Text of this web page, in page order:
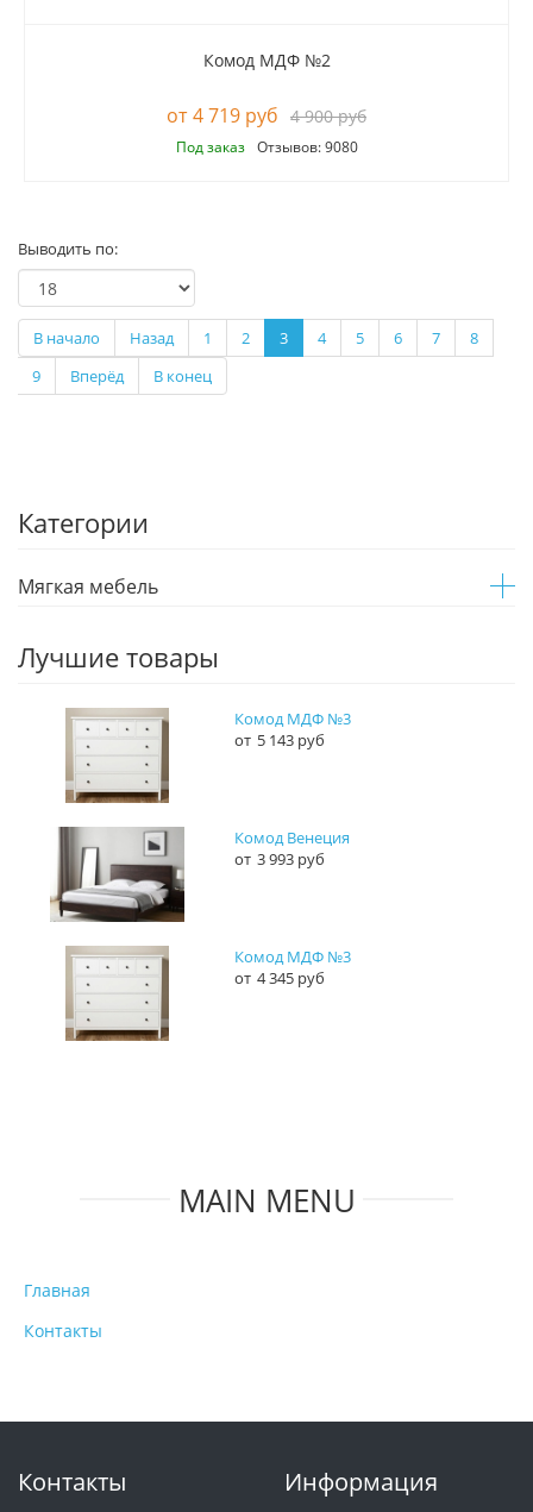
Комод МДФ №2
4 719 руб 4 900 руб
Под заказ Отзывов: 9080
Выводить по:
В начало Назад 1 2 3 4 5 6 7
8
9
Вперёд В конец
Категории
Мягкая мебель
Лучшие товары
Комод МДФ №3
5 143 руб
Комод Венеция
3 993 руб
Комод МДФ №3
4 345 руб
MAIN MENU
Главная
Контакты
Контакты Информация